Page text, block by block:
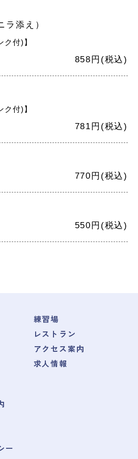
ラ添え）
ク付)】
858円(税込)
ク付)】
781円(税込)
770円(税込)
550円(税込)
練習場
レストラン
アクセス案内
求人情報
ー